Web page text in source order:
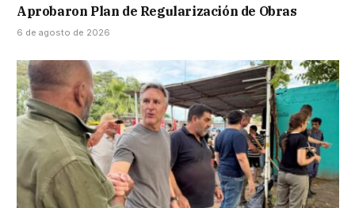
Aprobaron Plan de Regularización de Obras
6 de agosto de 2026